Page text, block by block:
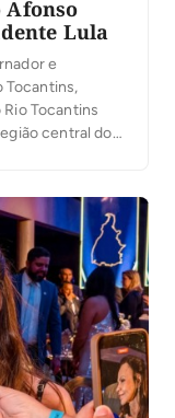
Afonso
Lula
e
Tocantins,
Tocantins
central do